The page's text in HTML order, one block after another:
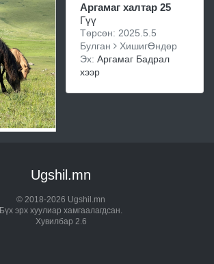
Аргамаг халтар 25
Гүү
Төрсөн: 2025.5.5
Булган
ХишигӨндөр
Эх: Аргамаг Бадрал
хээр
Ugshil.mn
© 2018-2026 Ugshil.mn
Бүх эрх хуулиар хамгаалагдсан.
Хувилбар 2.6